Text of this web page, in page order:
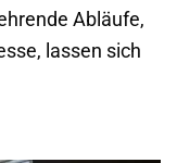
Abläufe,
lassen sich